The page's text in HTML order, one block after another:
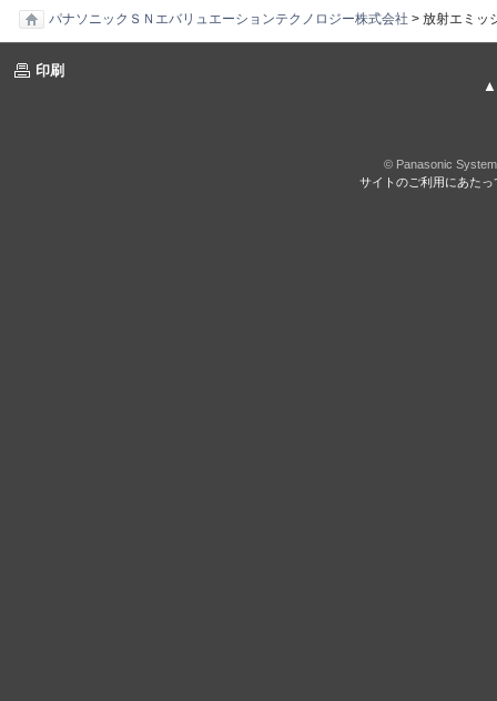
パナソニックＳＮエバリュエーションテクノロジー株式会社 > 放射エミ
印刷
▲ページ
© Panasonic
サイトのご利用にあたっ